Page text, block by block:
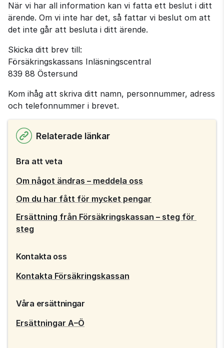
När vi har all information kan vi fatta ett beslut i ditt
ärende. Om vi inte har det, så fattar vi beslut om att
det inte går att besluta i ditt ärende.
Skicka ditt brev till:
Försäkringskassans Inläsningscentral
839 88 Östersund
Kom ihåg att skriva ditt namn, personnummer, adress
och telefonnummer i brevet.
Relaterade länkar
Bra att veta
Om något ändras – meddela oss
Om du har fått för mycket pengar
Ersättning från Försäkringskassan – steg för
steg
Kontakta oss
Kontakta Försäkringskassan
Våra ersättningar
Ersättningar A–Ö